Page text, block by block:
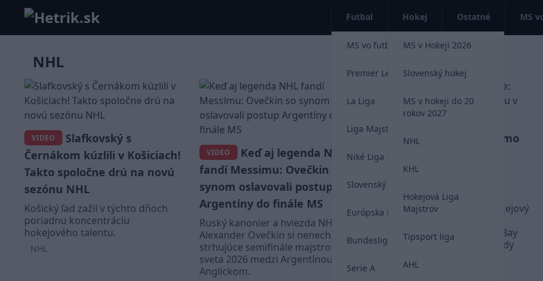
Futbal
MS vo futbale 2026
Premier League
La Liga
Liga Majstrov
Niké Liga
Slovenský futbal
Európska Liga
Bundesliga
Serie A
Hokej
MS v Hokeji 2026
Slovenský hokej
MS v hokeji do 20
rokov 2027
NHL
KHL
Hokejová Liga
Majstrov
Tipsport liga
AHL
Ostatné MS
NHL
VIDEO
Slafkovský s
Černákom kúzlili v Košiciach!
Takto spoločne drú na novú
sezónu NHL
Košický ľad zažil v týchto dňoch
poriadnu koncentráciu
hokejového talentu.
NHL
VIDEO
Keď aj legenda NHL
fandí Messimu: Ovečkin so
synom oslavovali postup
Argentíny do finále MS
Ruský kanonier a hviezda NHL
Alexander Ovečkin si nenechal ujsť
strhujúce semifinále majstrovstiev
sveta 2026 medzi Argentínou a
Anglickom.
VIDEO
Totálny šok priamo
na ľade: Tomáš Kráľovič
dostal zmluvu v NHL na
tréningu Tampy
Dvadsaťročný slovenský hokejový
rozvojového kempu Tampy Bay
odnáša zážitok, na ktorý nikdy